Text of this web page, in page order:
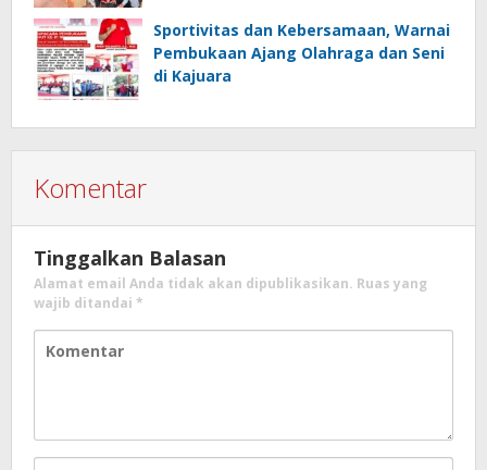
Sportivitas dan Kebersamaan, Warnai
Pembukaan Ajang Olahraga dan Seni
di Kajuara
Komentar
Tinggalkan Balasan
Alamat email Anda tidak akan dipublikasikan. Ruas yang
wajib ditandai *